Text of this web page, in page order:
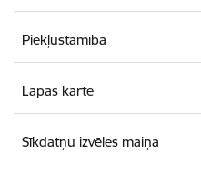
Piekļūstamība
Lapas karte
Sīkdatņu izvēles maiņa